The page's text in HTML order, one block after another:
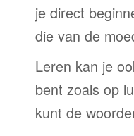
je direct
die van de
Leren kan je
bent zoals op
kunt de